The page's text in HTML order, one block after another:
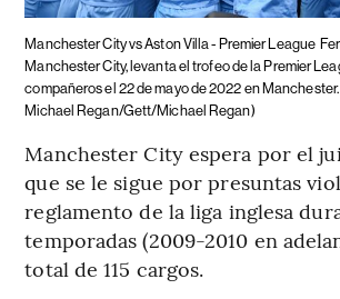
Manchester City vs Aston Villa - Premier League
Manchester City, levanta el trofeo de la Premier
compañeros el 22 de mayo de 2022 en Manchester.
Michael Regan/Gett/Michael Regan)
Manchester City espera por el
que se le sigue por presuntas
reglamento de la liga inglesa
temporadas (2009-2010 en
total de 115 cargos.